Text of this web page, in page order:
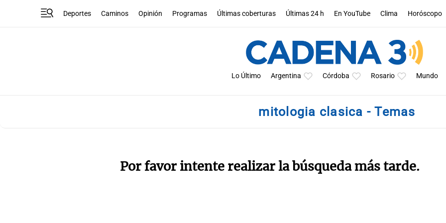
Deportes Caminos Opinión Programas Últimas coberturas Últimas 24 h En YouTube Clima Horóscopo
Lo Último Argentina Córdoba Rosario Mundo
mitologia clasica - Temas
Por favor intente realizar la búsqueda más tarde.